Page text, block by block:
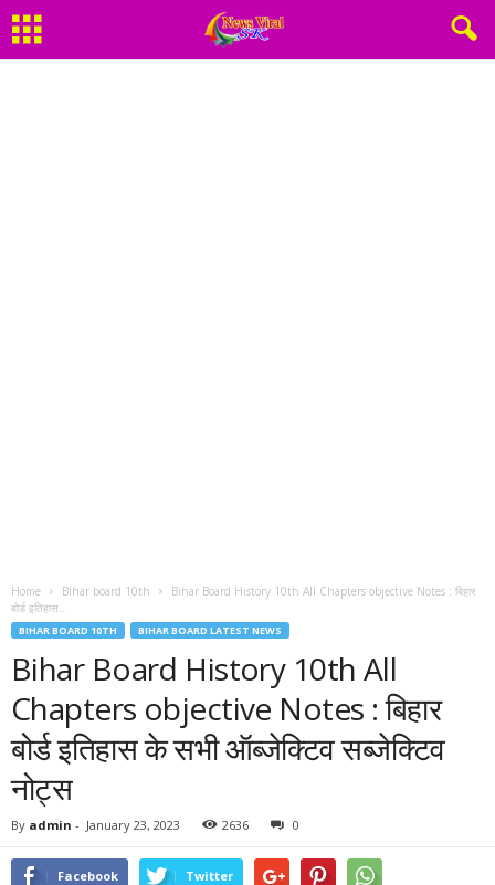
Home Bihar board 10th
Bihar Board History 10th All Chapters objective Notes : बिहार
बोर्ड इतिहास...
BIHAR BOARD 10TH BIHAR BOARD LATEST NEWS
Bihar Board History 10th All
Chapters objective Notes : बिहार
बोर्ड इतिहास के सभी ऑब्जेक्टिव सब्जेक्टिव
नोट्स
By admin - January 23, 2023 2636 0
Facebook Twitter